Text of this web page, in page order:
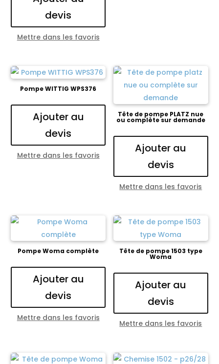
devis
Mettre dans les favoris
Pompe WITTIG WPS376
Ajouter au
devis
Mettre dans les favoris
Tête de pompe PLATZ nue
ou complète sur demande
Ajouter au
devis
Mettre dans les favoris
Pompe Woma complète
Ajouter au
devis
Mettre dans les favoris
Tête de pompe 1503 type
Woma
Ajouter au
devis
Mettre dans les favoris